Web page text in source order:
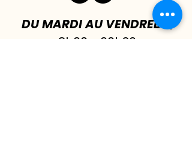
DU MARDI AU VENDREDI |
8h00 - 00h30